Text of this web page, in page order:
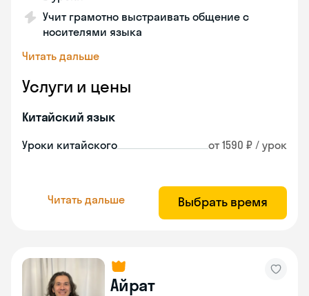
Учит грамотно выстраивать общение с
носителями языка
Читать дальше
Услуги и цены
Китайский язык
Уроки китайского от 1590 ₽ / урок
Читать дальше Выбрать время
Айрат